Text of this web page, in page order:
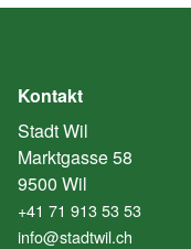
Kontakt
Stadt Wil
Marktgasse 58
9500 Wil
+41 71 913 53 53
info@stadtwil.ch